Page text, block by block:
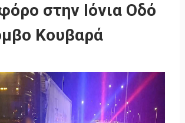
στην Ιόνια Οδό
Κουβαρά